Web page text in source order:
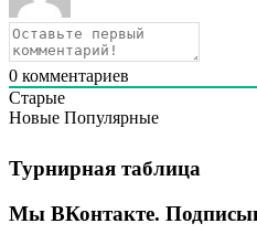
0 комментариев
Старые
Новые Популярные
Турнирная таблица
Мы ВКонтакте.